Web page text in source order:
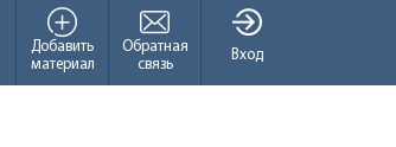
Вход
Обратная
связь
Добавить
материал